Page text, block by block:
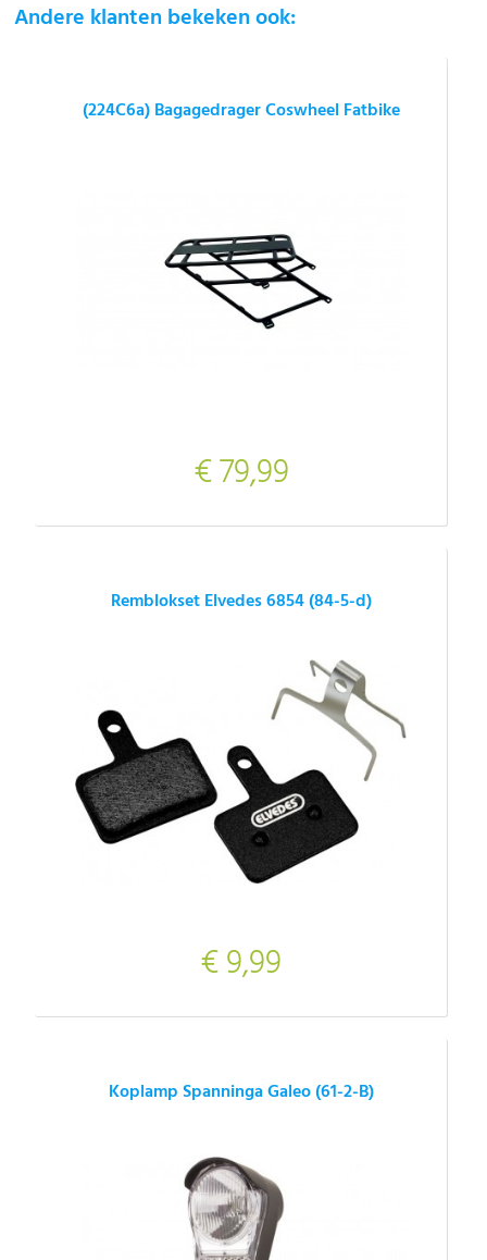
Andere klanten bekeken ook:
(224C6a) Bagagedrager Coswheel Fatbike
€ 79,99
Remblokset Elvedes 6854 (84-5-d)
€ 9,99
Koplamp Spanninga Galeo (61-2-B)